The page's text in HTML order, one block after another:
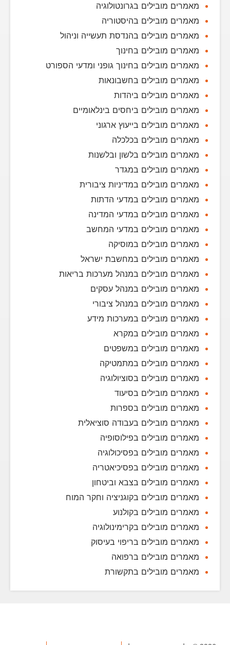
מאמרים מובילים בגרונטולוגיה
מאמרים מובילים בהיסטוריה
מאמרים מובילים בהנדסת תעשייה וניהול
מאמרים מובילים בחינוך
מאמרים מובילים בחינוך גופני ומדעי הספורט
מאמרים מובילים בחשבונאות
מאמרים מובילים ביהדות
מאמרים מובילים ביחסים בינלאומיים
מאמרים מובילים בייעוץ ארגוני
מאמרים מובילים בכלכלה
מאמרים מובילים בלשון ובלשנות
מאמרים מובילים במגדר
מאמרים מובילים במדיניות ציבורית
מאמרים מובילים במדעי הדתות
מאמרים מובילים במדעי המדינה
מאמרים מובילים במדעי המחשב
מאמרים מובילים במוסיקה
מאמרים מובילים במחשבת ישראל
מאמרים מובילים במנהל מערכות בריאות
מאמרים מובילים במנהל עסקים
מאמרים מובילים במנהל ציבורי
מאמרים מובילים במערכות מידע
מאמרים מובילים במקרא
מאמרים מובילים במשפטים
מאמרים מובילים במתמטיקה
מאמרים מובילים בסוציולוגיה
מאמרים מובילים בסיעוד
מאמרים מובילים בספרות
מאמרים מובילים בעבודה סוציאלית
מאמרים מובילים בפילוסופיה
מאמרים מובילים בפסיכולוגיה
מאמרים מובילים בפסיכיאטריה
מאמרים מובילים בצבא וביטחון
מאמרים מובילים בקוגניציה וחקר המוח
מאמרים מובילים בקולנוע
מאמרים מובילים בקרימינולוגיה
מאמרים מובילים בריפוי בעיסוק
מאמרים מובילים ברפואה
מאמרים מובילים בתקשורת